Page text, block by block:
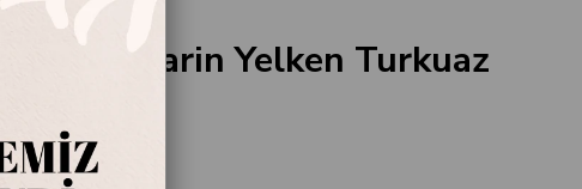
Kupa Marin Yelken Turkuaz